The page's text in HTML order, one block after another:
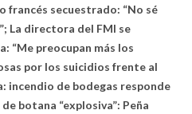
francés secuestrado: “No sé
La directora del FMI se
“Me preocupan más los
por los suicidios frente al
incendio de bodegas responde
botana “explosiva”: Peña